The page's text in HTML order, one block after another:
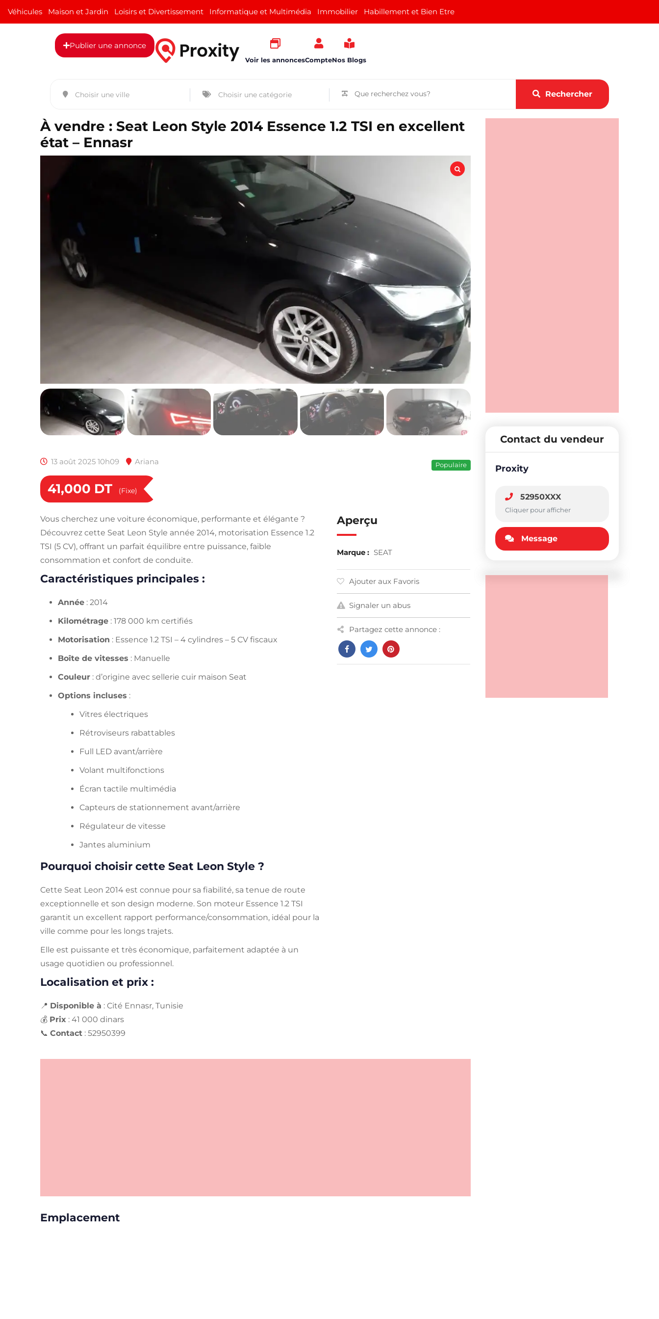
Véhicules Maison et Jardin Loisirs et Divertissement Informatique et Multimédia Immobilier Habillement et Bien Etre
Publier une annonce
Voir les annoncesCompteNos Blogs
Rechercher
À vendre : Seat Leon Style 2014 Essence 1.2 TSI en excellent
état – Ennasr
13 août 2025 10h09 Ariana Populaire
41,000 DT (Fixe)
Vous cherchez une voiture économique, performante et élégante ?
Découvrez cette Seat Leon Style année 2014, motorisation Essence 1.2
TSI (5 CV), offrant un parfait équilibre entre puissance, faible
consommation et confort de conduite.
Caractéristiques principales :
Année : 2014
Kilométrage : 178 000 km certifiés
Motorisation : Essence 1.2 TSI – 4 cylindres – 5 CV fiscaux
Boîte de vitesses : Manuelle
Couleur : d’origine avec sellerie cuir maison Seat
Options incluses :
Vitres électriques
Rétroviseurs rabattables
Full LED avant/arrière
Volant multifonctions
Écran tactile multimédia
Capteurs de stationnement avant/arrière
Régulateur de vitesse
Jantes aluminium
Pourquoi choisir cette Seat Leon Style ?
Cette Seat Leon 2014 est connue pour sa fiabilité, sa tenue de route
exceptionnelle et son design moderne. Son moteur Essence 1.2 TSI
garantit un excellent rapport performance/consommation, idéal pour la
ville comme pour les longs trajets.
Elle est puissante et très économique, parfaitement adaptée à un
usage quotidien ou professionnel.
Localisation et prix :
📍 Disponible à : Cité Ennasr, Tunisie
💰 Prix : 41 000 dinars
📞 Contact : 52950399
Aperçu
Marque : SEAT
Ajouter aux Favoris
Signaler un abus
Partagez cette annonce :
Emplacement
Contact du vendeur
Proxity
52950XXX
Cliquer pour afficher
Message